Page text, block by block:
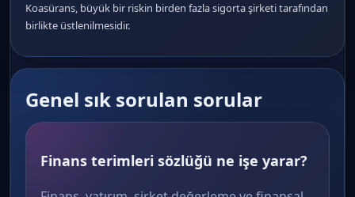
Koasürans, büyük bir riskin birden fazla sigorta şirketi tarafından
birlikte üstlenilmesidir.
Genel sık sorulan sorular
Finans terimleri sözlüğü ne işe yarar?